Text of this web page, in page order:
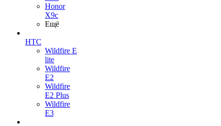
Honor
X9c
Ещё
HTC
Wildfire E
lite
Wildfire
E2
Wildfire
E2 Plus
Wildfire
E3